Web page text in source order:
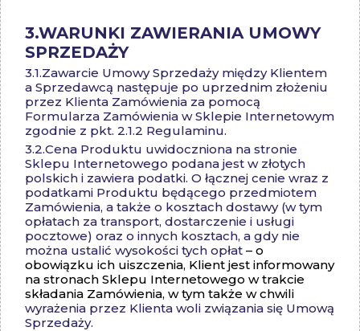
3.WARUNKI ZAWIERANIA UMOWY
SPRZEDAŻY
3.1.Zawarcie Umowy Sprzedaży między Klientem
a Sprzedawcą następuje po uprzednim złożeniu
przez Klienta Zamówienia za pomocą
Formularza Zamówienia w Sklepie Internetowym
zgodnie z pkt. 2.1.2 Regulaminu.
3.2.Cena Produktu uwidoczniona na stronie
Sklepu Internetowego podana jest w złotych
polskich i zawiera podatki. O łącznej cenie wraz z
podatkami Produktu będącego przedmiotem
Zamówienia, a także o kosztach dostawy (w tym
opłatach za transport, dostarczenie i usługi
pocztowe) oraz o innych kosztach, a gdy nie
można ustalić wysokości tych opłat – o
obowiązku ich uiszczenia, Klient jest informowany
na stronach Sklepu Internetowego w trakcie
składania Zamówienia, w tym także w chwili
wyrażenia przez Klienta woli związania się Umową
Sprzedaży.